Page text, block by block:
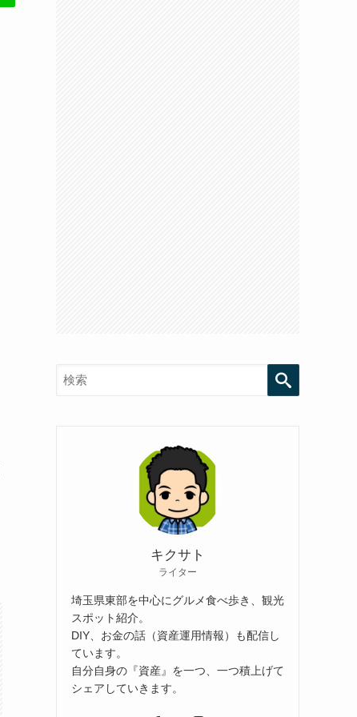
キクサト
ライター
埼玉県東部を中心にグルメ食べ歩き、観光
スポット紹介。
DIY、お金の話（資産運用情報）も配信し
ています。
自分自身の『資産』を一つ、一つ積上げて
シェアしていきます。